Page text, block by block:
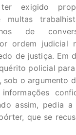
exigido
multas
de
ordem judicial
de justiça. Em
policial
sob o argumento
assim, pedia
que se